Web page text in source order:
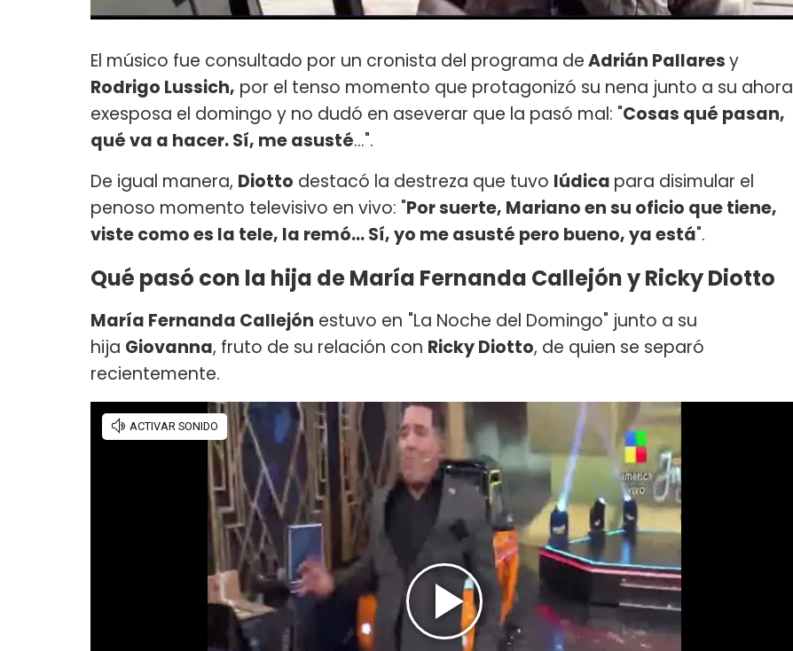
El músico fue consultado por un cronista del programa deAdrián Pallaresy
Rodrigo Lussich, por el tenso momento que protagonizó su nena junto a su ahora
exesposa el domingo y no dudó en aseverar que la pasó mal: "Cosas qué pasan,
qué va a hacer. Sí, me asusté...".
De igual manera, Diotto destacó la destreza que tuvo Iúdica para disimular el
penoso momento televisivo en vivo: "Por suerte, Mariano en su oficio que tiene,
viste como es la tele, la remó... Sí, yo me asusté pero bueno, ya está".
Qué pasó con la hija de María Fernanda Callejón y Ricky Diotto
María Fernanda Callejón estuvo en "La Noche del Domingo" junto a su
hija Giovanna, fruto de su relación con Ricky Diotto, de quien se separó
recientemente.